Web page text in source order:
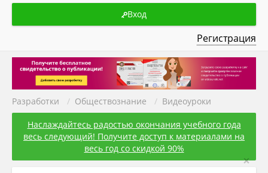
Вход
Регистрация
Разработки / Обществознание / Видеоуроки
Наслаждайтесь радостью окончания учебного года
весь следующий! Получите доступ к материалами на
весь год со скидкой 90%
×